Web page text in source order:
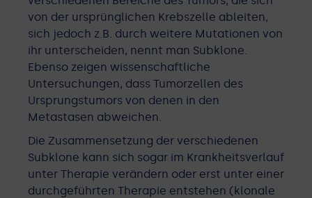
von der ursprünglichen Krebszelle ableiten,
sich jedoch z.B. durch weitere Mutationen von
ihr unterscheiden, nennt man Subklone.
Ebenso zeigen wissenschaftliche
Untersuchungen, dass Tumorzellen des
Ursprungstumors von denen in den
Metastasen abweichen.
Die Zusammensetzung der verschiedenen
Subklone kann sich sogar im Krankheitsverlauf
unter Therapie verändern oder erst unter einer
durchgeführten Therapie entstehen (klonale